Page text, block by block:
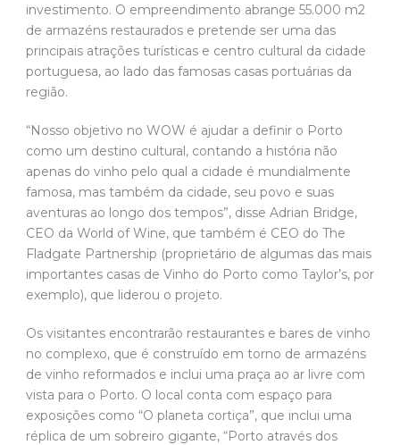
investimento. O empreendimento abrange 55.000 m2
de armazéns restaurados e pretende ser uma das
principais atrações turísticas e centro cultural da cidade
portuguesa, ao lado das famosas casas portuárias da
região.
“Nosso objetivo no WOW é ajudar a definir o Porto
como um destino cultural, contando a história não
apenas do vinho pelo qual a cidade é mundialmente
famosa, mas também da cidade, seu povo e suas
aventuras ao longo dos tempos”, disse Adrian Bridge,
CEO da World of Wine, que também é CEO do The
Fladgate Partnership (proprietário de algumas das mais
importantes casas de Vinho do Porto como Taylor’s, por
exemplo), que liderou o projeto.
Os visitantes encontrarão restaurantes e bares de vinho
no complexo, que é construído em torno de armazéns
de vinho reformados e inclui uma praça ao ar livre com
vista para o Porto. O local conta com espaço para
exposições como “O planeta cortiça”, que inclui uma
réplica de um sobreiro gigante, “Porto através dos